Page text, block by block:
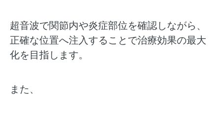
超音波で関節内や炎症部位を確認しながら、
正確な位置へ注入することで治療効果の最大
化を目指します。
また、